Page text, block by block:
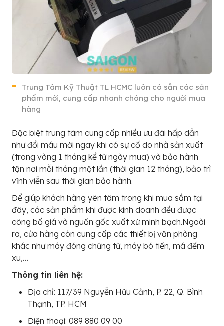
Trung Tâm Kỹ Thuật TL HCMC luôn có sẵn các sản
phẩm mới, cung cấp nhanh chóng cho người mua
hàng
Đặc biệt trung tâm cung cấp nhiều ưu đãi hấp dẫn
như đổi máu mới ngay khi có sự cố do nhà sản xuất
(trong vòng 1 tháng kể từ ngày mua) và bảo hành
tận nơi mỗi tháng một lần (thời gian 12 tháng), bảo trì
vĩnh viễn sau thời gian bảo hành.
Để giúp khách hàng yên tâm trong khi mua sắm tại
đây, các sản phẩm khi được kinh doanh đều được
công bố giá và nguồn gốc xuất xứ minh bạch.Ngoài
ra, cửa hàng còn cung cấp các thiết bị văn phòng
khác như máy đóng chứng từ, máy bó tiền, má đếm
xu,…
Thông tin liên hệ:
Địa chỉ: 117/39 Nguyễn Hữu Cảnh, P. 22, Q. Bình
Thạnh, TP. HCM
Điện thoại: 089 880 09 00